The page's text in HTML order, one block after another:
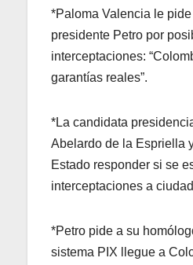
*Paloma Valencia le
presidente Petro por
interceptaciones:
garantías reales”.
*La candidata
Abelardo de la Espriella
Estado responder si se
interceptaciones a
*Petro pide a su
sistema PIX llegue a